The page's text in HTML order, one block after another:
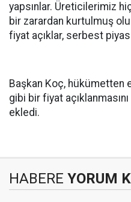
yapsınlar. Üreticilerimiz
bir zarardan kurtulmuş
fiyat açıklar, serbest
Başkan Koç, hükümetten
gibi bir fiyat
ekledi.
HABERE YORUM